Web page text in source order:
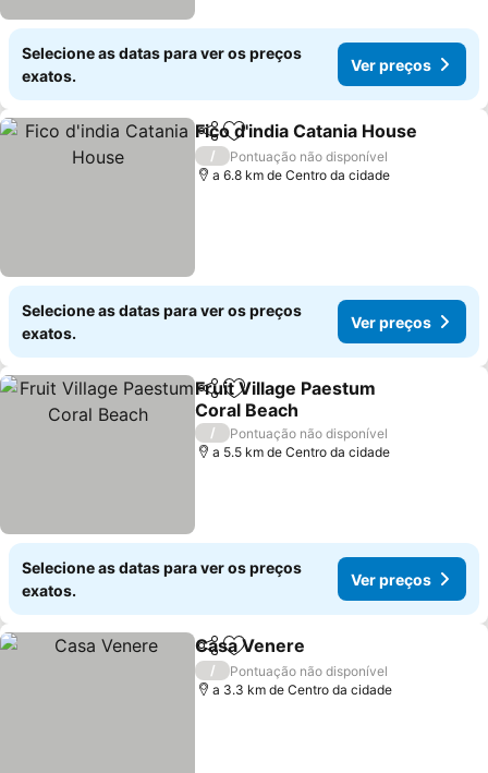
Selecione as datas para ver os preços
exatos.
Ver preços
PartilharAdicionar aos favoritos
Fico d'india Catania House
/
Pontuação não disponível
a 6.8 km de Centro da cidade
Selecione as datas para ver os preços
exatos.
Ver preços
PartilharAdicionar aos favoritos
Fruit Village Paestum
Coral Beach
/
Pontuação não disponível
a 5.5 km de Centro da cidade
Selecione as datas para ver os preços
exatos.
Ver preços
PartilharAdicionar aos favoritos
Casa Venere
/
Pontuação não disponível
a 3.3 km de Centro da cidade